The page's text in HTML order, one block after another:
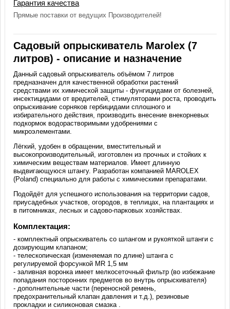
Гарантия качества
Прямые поставки от ведущих Производителей!
Садовый опрыскиватель Marolex (7
литров) - описание и назначение
Данный садовый опрыскиватель объёмом 7 литров
предназначен для качественной обработки растений
средствами их химической защиты - фунгицидами от болезней,
инсектицидами от вредителей, стимуляторами роста, проводить
опрыскивание сорняков гербицидами сплошного и
избирательного действия, производить внесение внекорневых
подкормок водорастворимыми удобрениями с
микроэлементами.
Лёгкий, удобен в обращении, вместительный и
высокопроизводительный, изготовлен из прочных и стойких к
химическим веществам материалов. Имеет длинную
выдвигающуюся штангу. Разработан компанией MAROLEX
(Poland) специально для работы с химическими препаратами.
Подойдёт для успешного использования на территории садов,
приусадебных участков, огородов, в теплицах, на плантациях и
в питомниках, лесных и садово-парковых хозяйствах.
Комплектация:
- комплектный опрыскиватель со шлангом и рукояткой штанги с
дозирующим клапаном;
- телескопическая (изменяемая по длине) штанга c
регулируемой форсункой МR 1,5 мм
- заливная воронка имеет мелкосеточный фильтр (во избежание
попадания посторонних предметов во внутрь опрыскивателя)
- дополнительные части (переносной ремень,
предохранительный клапан давления и т.д.), резиновые
прокладки и силиконовая смазка .